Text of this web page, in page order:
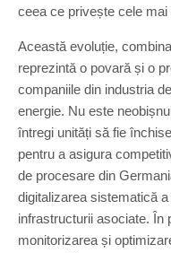
ceea ce privește cele
Această evoluție,
reprezintă o povară și o
companiile din industria
energie. Nu este
întregi unități să fie
pentru a asigura
de procesare din
digitalizarea sistematică
infrastructurii asociate. În
monitorizarea și